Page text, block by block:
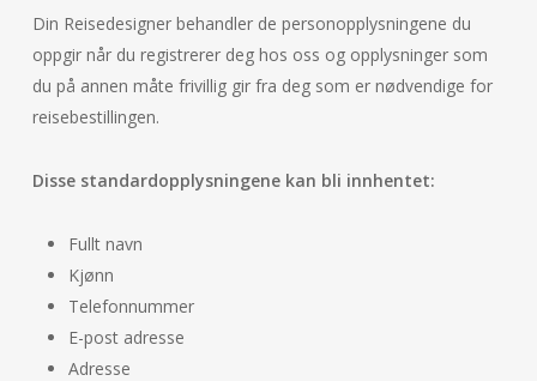
Din Reisedesigner behandler de personopplysningene du
oppgir når du registrerer deg hos oss og opplysninger som
du på annen måte frivillig gir fra deg som er nødvendige for
reisebestillingen.
Disse standardopplysningene kan bli innhentet:
Fullt navn
Kjønn
Telefonnummer
E-post adresse
Adresse